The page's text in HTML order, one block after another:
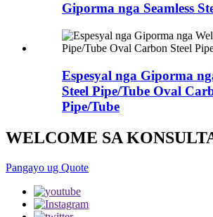
Giporma nga Seamless
Espesyal nga Giporma
Steel Pipe/Tube Oval
Pipe/Tube
WELCOME SA
Pangayo ug Quote